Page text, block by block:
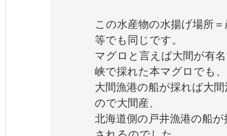
この水産物の水揚げ場所
等でも同じです。
マグロと言えば大間が有
峡で採れた本マグロでも、
大間漁港の船が採れば大
ので大間産、
北海道側の戸井漁港の船